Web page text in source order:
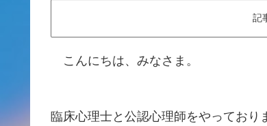
記
こんにちは、みなさま。
臨床心理士と公認心理師をやっており